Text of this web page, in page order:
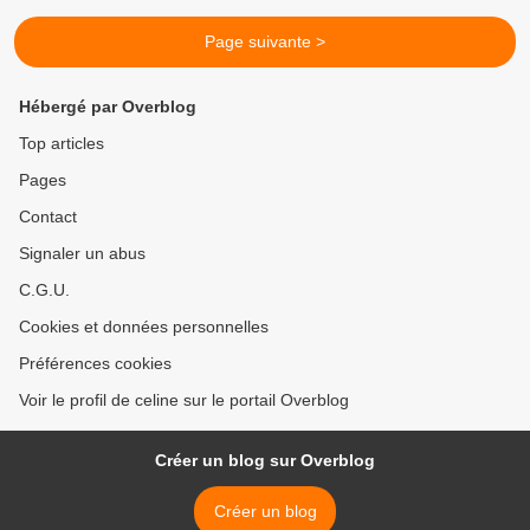
Page suivante >
Hébergé par Overblog
Top articles
Pages
Contact
Signaler un abus
C.G.U.
Cookies et données personnelles
Préférences cookies
Voir le profil de celine sur le portail Overblog
Créer un blog sur Overblog
Créer un blog